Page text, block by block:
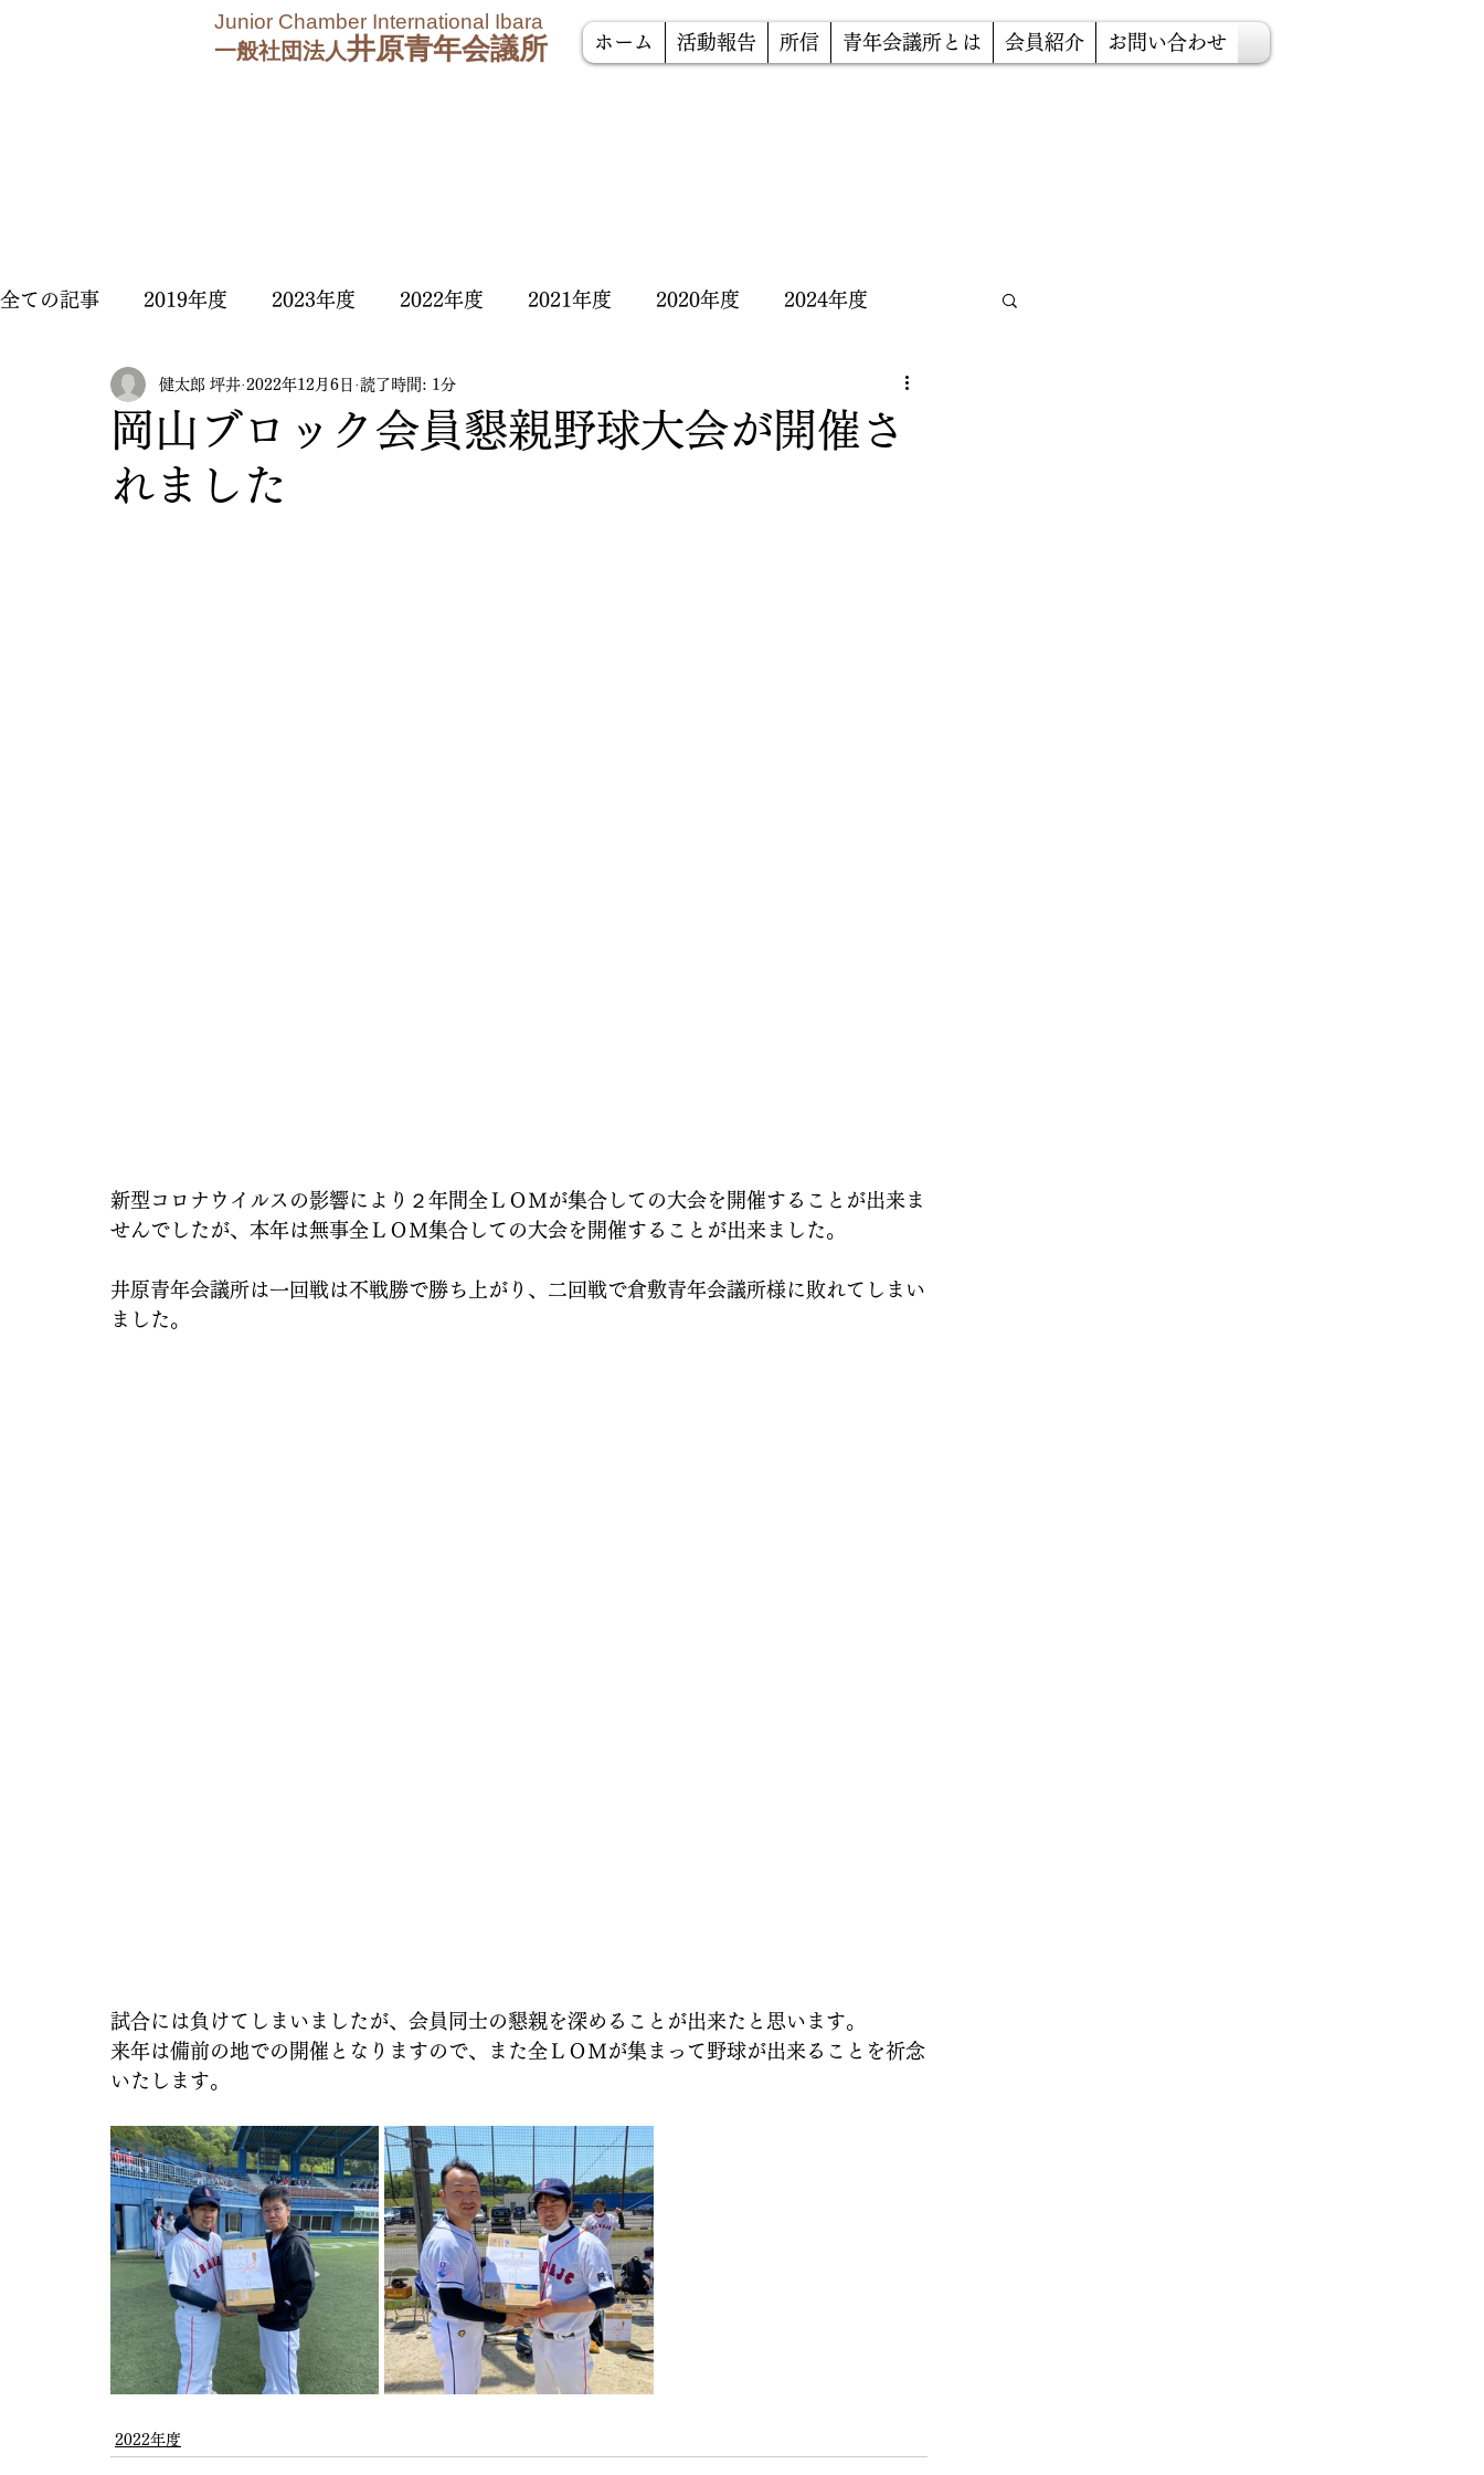
Junior Chamber International Ibara
一般社団法人井原青年会議所 ホーム 活動報告 所信 青年会議所とは 会員紹介 お問い合わせ
全ての記事 2019年度 2023年度 2022年度 2021年度 2020年度 2024年度
2025年度 2026年度
岡山ブロック会員懇親野球大会が開催さ
れました
健太郎 坪井 2022年12月6日 読了時間: 1分
新型コロナウイルスの影響により２年間全ＬＯＭが集合しての大会を開催することが出来ま
せんでしたが、本年は無事全ＬＯＭ集合しての大会を開催することが出来ました。
井原青年会議所は一回戦は不戦勝で勝ち上がり、二回戦で倉敷青年会議所様に敗れてしまい
ました。
試合には負けてしまいましたが、会員同士の懇親を深めることが出来たと思います。
来年は備前の地での開催となりますので、また全ＬＯＭが集まって野球が出来ることを祈念
いたします。
2022年度